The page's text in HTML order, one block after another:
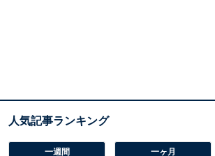
一週間 一ヶ月